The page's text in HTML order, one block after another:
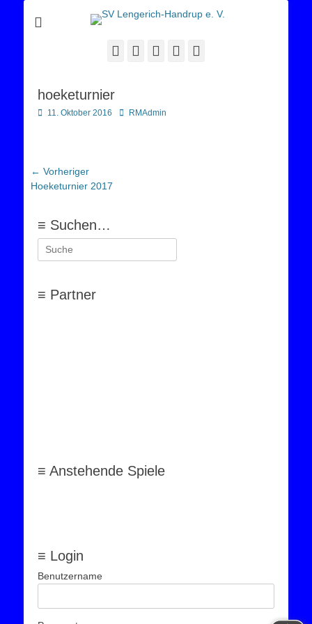
SV Lengerich-
Handrup e. V.
Sportverein Lengerich Handrup
Facebook
Twitter YouTube
hoeketurnier
Posted
11. Oktober 2016 AutorRMAdmin
Beitragsnavigation
← Vorheriger
Vorheriger
Hoeketurnier 2017
≡ Suchen…
Suchen
nach:
≡ Partner
≡ Anstehende Spiele
≡ Login
Benutzername